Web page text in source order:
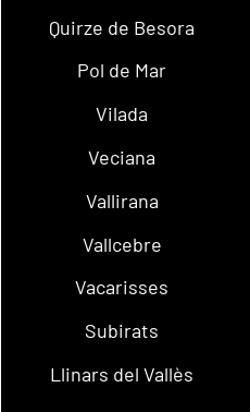
Quirze de Besora
Pol de Mar
Vilada
Veciana
Vallirana
Vallcebre
Vacarisses
Subirats
Llinars del Vallès